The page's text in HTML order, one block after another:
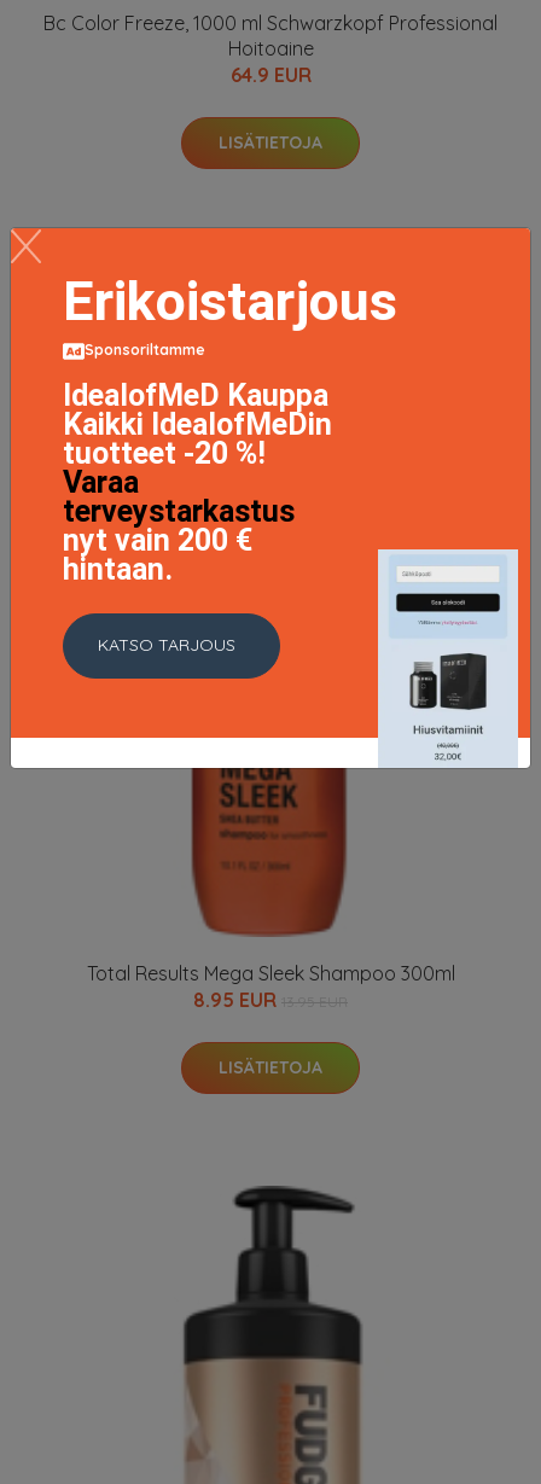
Bc Color Freeze, 1000 ml Schwarzkopf Professional
Hoitoaine
64.9 EUR
LISÄTIETOJA
Total Results Mega Sleek Shampoo 300ml
8.95 EUR
LISÄTIETOJA
Erikoistarjous
Sponsoriltamme
IdealofMeD Kauppa
Kaikki IdealofMeDin
tuotteet -20 %!
Varaa
terveystarkastus
nyt vain 200 €
hintaan.
KATSO TARJOUS